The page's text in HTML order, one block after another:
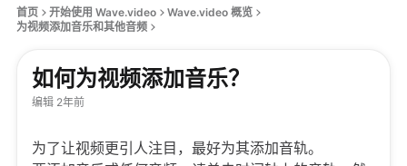
首页 开始使用 Wave.video
Wave.video 概览
为视频添加音乐和其他音频
如何为视频添加音乐？
编辑 2年前
为了让视频更引人注目，最好为其添加音轨。